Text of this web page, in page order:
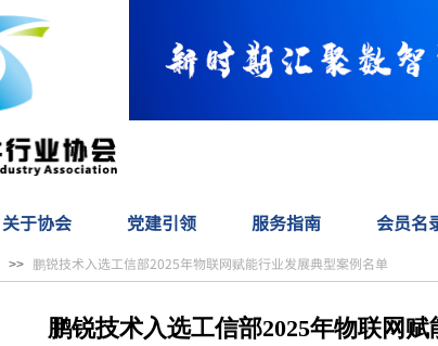
关于协会 党建引领 服务指南 会员名
>> 鹏锐技术入选工信部2025年物联网赋能行业发展典型案例名单
鹏锐技术入选工信部2025年物联网